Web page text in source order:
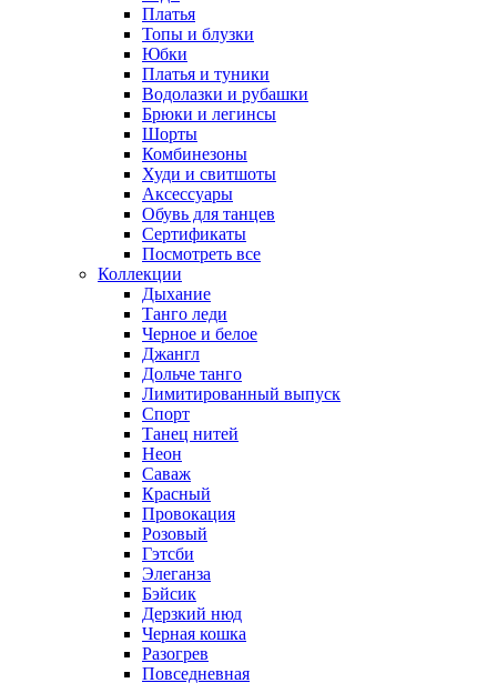
Платья
Топы и блузки
Юбки
Платья и туники
Водолазки и рубашки
Брюки и легинсы
Шорты
Комбинезоны
Худи и свитшоты
Аксессуары
Обувь для танцев
Сертификаты
Посмотреть все
Коллекции
Дыхание
Танго леди
Черное и белое
Джангл
Дольче танго
Лимитированный выпуск
Спорт
Танец нитей
Неон
Саваж
Красный
Провокация
Розовый
Гэтсби
Элеганза
Бэйсик
Дерзкий нюд
Черная кошка
Разогрев
Повседневная